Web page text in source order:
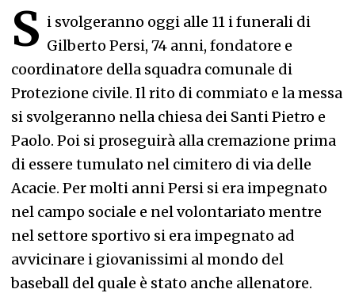
S i svolgeranno oggi alle 11 i funerali di
Gilberto Persi, 74 anni, fondatore e
coordinatore della squadra comunale di
Protezione civile. Il rito di commiato e la messa
si svolgeranno nella chiesa dei Santi Pietro e
Paolo. Poi si proseguirà alla cremazione prima
di essere tumulato nel cimitero di via delle
Acacie. Per molti anni Persi si era impegnato
nel campo sociale e nel volontariato mentre
nel settore sportivo si era impegnato ad
avvicinare i giovanissimi al mondo del
baseball del quale è stato anche allenatore.